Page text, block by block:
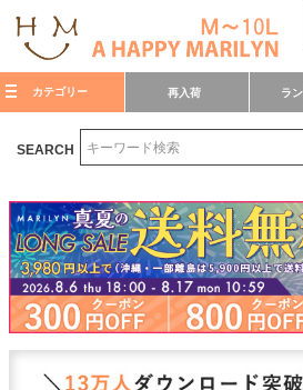
カテゴリー 再入荷 ラ
SEARCH